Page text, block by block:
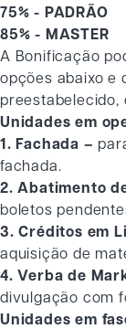
75% - PADRÃO
85% - MASTER
A Bonificação
opções abaixo e
preestabelecido,
Unidades em
1. Fachada –
fachada.
2. Abatimento
boletos
3. Créditos em
aquisição de
4. Verba de
divulgação com
Unidades em